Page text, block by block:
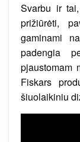
Svarbu ir
prižiūrėti,
gaminami
padengia
pjaustomam
Fiskars
šiuolaikiniu